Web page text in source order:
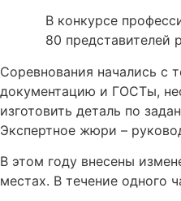
В конкурсе
80 представителей
Соревнования начались с
документацию и ГОСТы,
изготовить деталь по
Экспертное жюри –
В этом году внесены
местах. В течение одного